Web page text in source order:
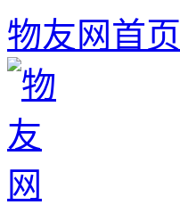
物友网首页